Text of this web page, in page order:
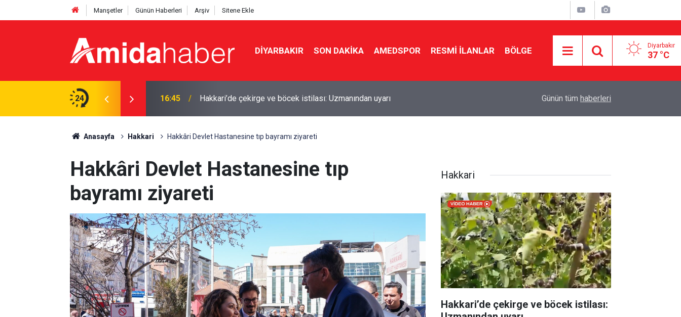
Manşetler Günün Haberleri Arşiv Sitene Ekle
DIYARBAKIR SON DAKIKA AMEDSPOR RESMI İLANLAR BÖLGE Diyarbakır
37 °C
24
anlaşmasını yeniledi 16:45 Hakkari’de çekirge ve böcek istilası: Uzmanından uyarı Van Gölü’nde sürüklenen 2 kişi kurtarıldı
Günün tüm haberleri
Anasayfa Hakkari Hakkâri Devlet Hastanesine tıp bayramı ziyareti
Hakkâri Devlet Hastanesine tıp
bayramı ziyareti
Hakkari
Hakkari’de çekirge ve böcek istilası: